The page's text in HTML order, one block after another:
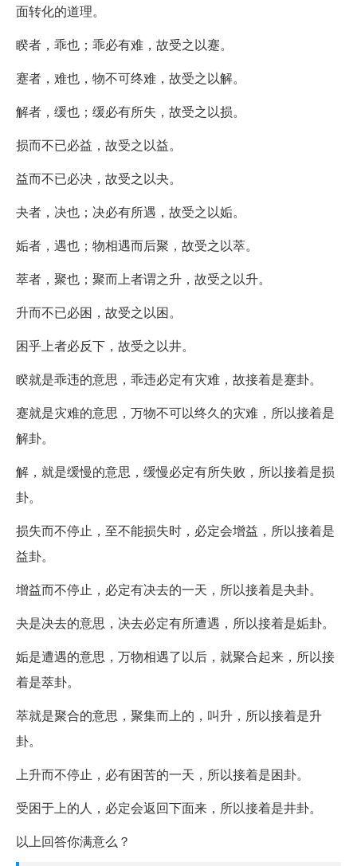
面转化的道理。
睽者，乖也；乖必有难，故受之以蹇。
蹇者，难也，物不可终难，故受之以解。
解者，缓也；缓必有所失，故受之以损。
损而不已必益，故受之以益。
益而不已必决，故受之以夬。
夬者，决也；决必有所遇，故受之以姤。
姤者，遇也；物相遇而后聚，故受之以萃。
萃者，聚也；聚而上者谓之升，故受之以升。
升而不已必困，故受之以困。
困乎上者必反下，故受之以井。
睽就是乖违的意思，乖违必定有灾难，故接着是蹇卦。
蹇就是灾难的意思，万物不可以终久的灾难，所以接着是
解卦。
解，就是缓慢的意思，缓慢必定有所失败，所以接着是损
卦。
损失而不停止，至不能损失时，必定会增益，所以接着是
益卦。
增益而不停止，必定有决去的一天，所以接着是夬卦。
夬是决去的意思，决去必定有所遭遇，所以接着是姤卦。
姤是遭遇的意思，万物相遇了以后，就聚合起来，所以接
着是萃卦。
萃就是聚合的意思，聚集而上的，叫升，所以接着是升
卦。
上升而不停止，必有困苦的一天，所以接着是困卦。
受困于上的人，必定会返回下面来，所以接着是井卦。
以上回答你满意么？